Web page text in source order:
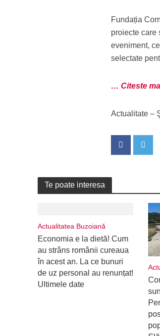
Fundația
proiecte care
eveniment,
selectate
… Citeste
Actualitate –
Te poate interesa
Actualitatea Buzoiană
Economia e la dietă! Cum
au strâns românii cureaua
în acest an. La ce bunuri
de uz personal au renunțat!
Ultimele date